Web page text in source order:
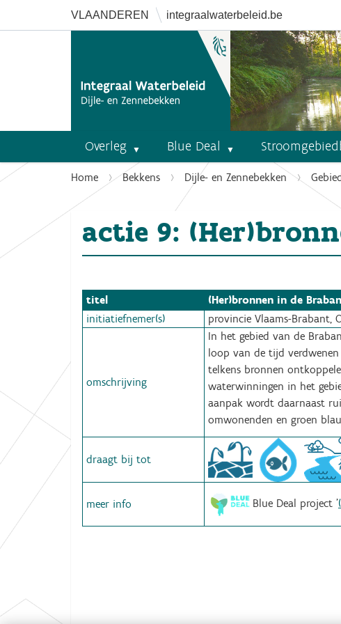
VLAANDEREN integraalwaterbeleid.be
Overleg Blue Deal
U
e
Home Bekkens Dijle- en Zennebekken
actie 9:
titel
(Her)bronnen in de
initiatiefnemer(s)
provincie Vlaams-Brabant,
omschrijving
In het gebied van de
loop van de tijd
telkens bronnen
waterwinningen in het
aanpak wordt daarnaast
omwonenden en groen
draagt bij tot
meer info Blue Deal project '